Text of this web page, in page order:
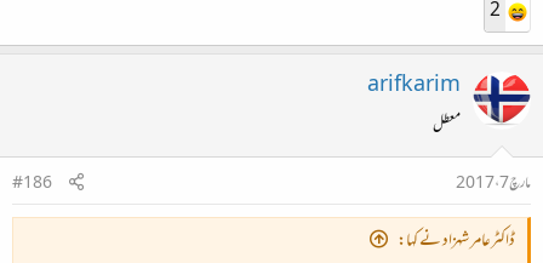
2
arifkarim
معطل
مارچ 7، 2017
#186
ڈاکٹرعامر شہزاد نے کہا: